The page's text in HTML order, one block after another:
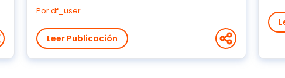
Por df_user
Leer Publicación